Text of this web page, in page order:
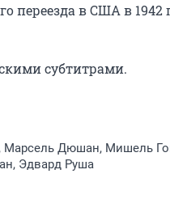
переезда в США в
субтитрами.
Марсель Дюшан, Мишель
Эдвард Руша